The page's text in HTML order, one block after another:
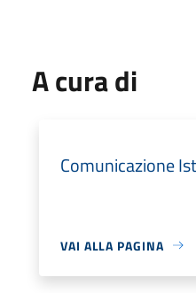
A cura di
Comunicazione
VAI ALLA PAGINA